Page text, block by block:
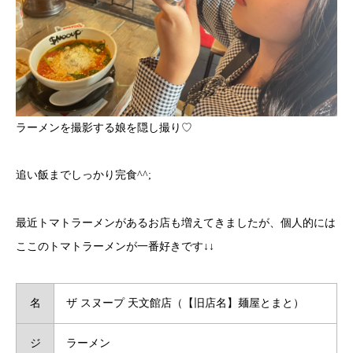
ラーメンを撮影する娘を隠し撮り♡
追い飯までしっかり完食^^;
最近トマトラーメンがあるお店も増えてきましたが、個人的には
ここのトマトラーメンが一番好きです↓↓
名 ザ スヌープ 天文館店（【旧店名】麺屋とまと）
ジ
ラーメン